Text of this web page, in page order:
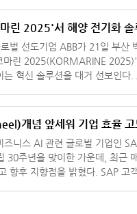
린 2025'서 해양 전기화 솔
벌 선도기업 ABB가 21일 부산
마린 2025(KORMARINE
을 대거 선보인다. ABB는 24일까지 나흘간 열
개념 앞세워 기업 효율
즈니스 AI 관련 글로벌 기업인
30주년을 맞이한 가운데, 최근
다. SAP 고객 자문부문의 하경남 부문장